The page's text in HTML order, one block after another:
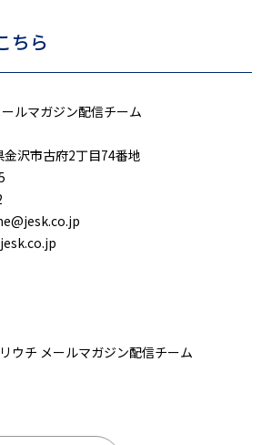
ちら
ルマガジン配信チーム
沢市古府2丁目74番地
ウチ メールマガジン配信チーム